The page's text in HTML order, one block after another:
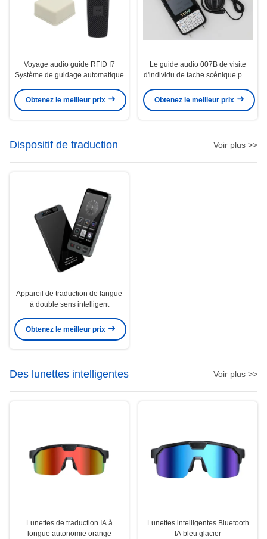
Voyage audio guide RFID I7
Système de guidage automatique
Obtenez le meilleur prix
Le guide audio 007B de visite
d'individu de tache scénique peut
plus de 10 heures
Obtenez le meilleur prix
Dispositif de traduction Voir plus >>
Appareil de traduction de langue
à double sens intelligent
Obtenez le meilleur prix
Des lunettes intelligentes Voir plus >>
Lunettes de traduction IA à
longue autonomie orange
Lunettes intelligentes Bluetooth
IA bleu glacier